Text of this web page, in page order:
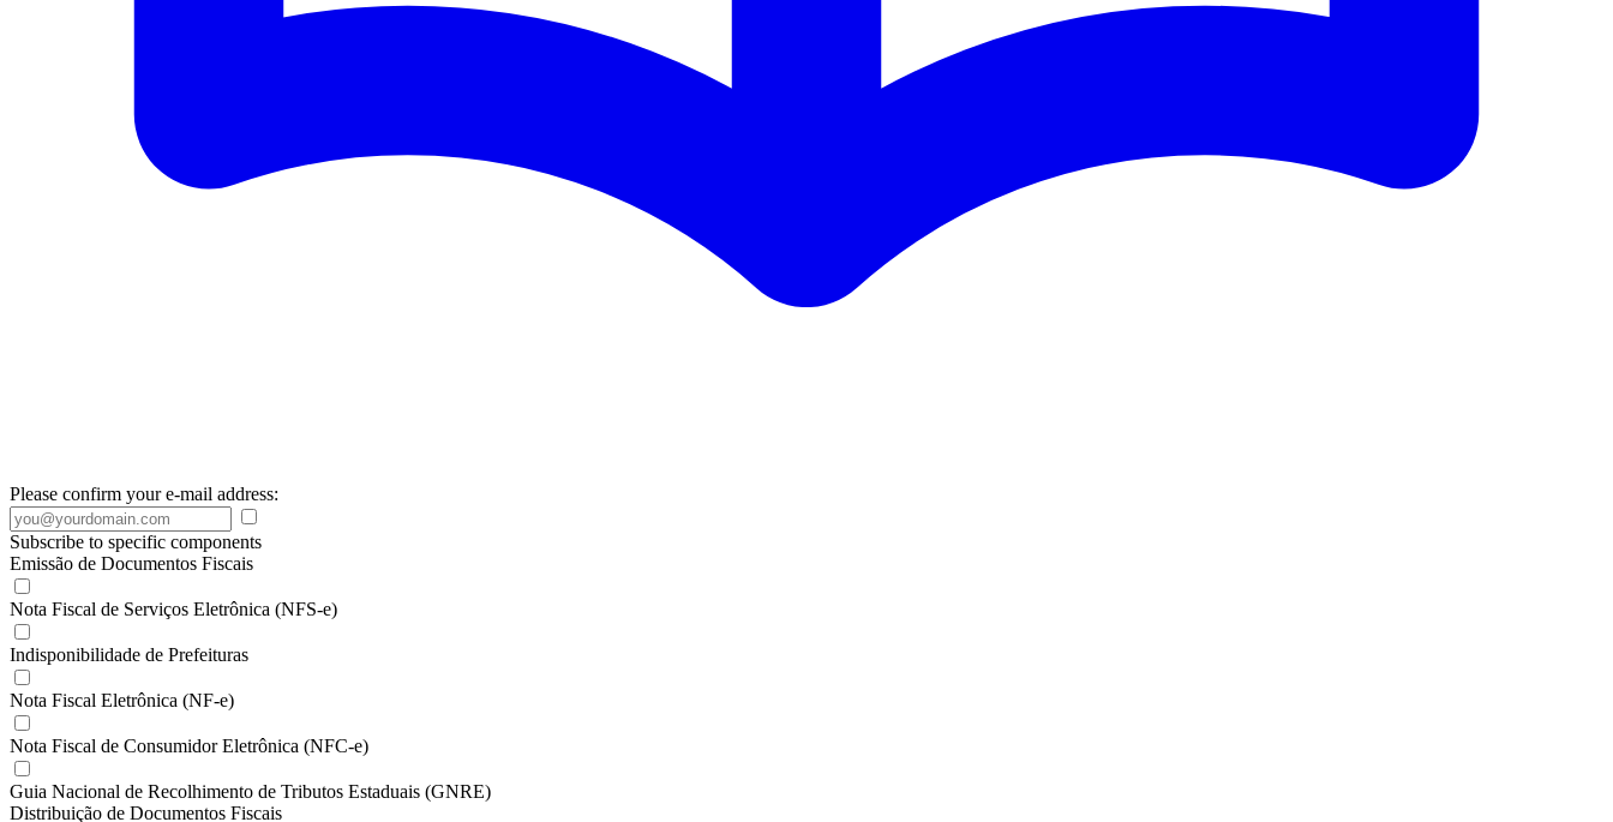
Please confirm your e-mail address:
Subscribe to specific components
Emissão de Documentos Fiscais
Nota Fiscal de Serviços Eletrônica (NFS-e)
Indisponibilidade de Prefeituras
Nota Fiscal Eletrônica (NF-e)
Nota Fiscal de Consumidor Eletrônica (NFC-e)
Guia Nacional de Recolhimento de Tributos Estaduais (GNRE)
Distribuição de Documentos Fiscais